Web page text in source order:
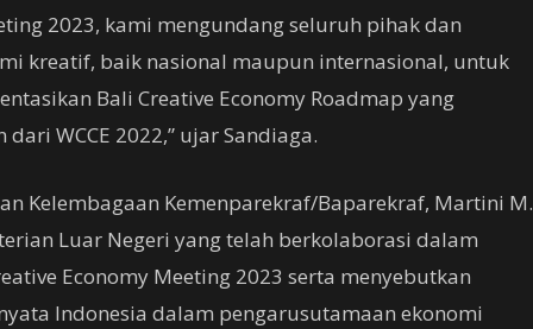
2023, kami mengundang seluruh pihak dan
kreatif, baik nasional maupun internasional, untuk
Bali Creative Economy Roadmap yang
WCCE 2022,” ujar Sandiaga.
Kelembagaan Kemenparekraf/Baparekraf, Martini M.
Luar Negeri yang telah berkolaborasi dalam
Economy Meeting 2023 serta menyebutkan
Indonesia dalam pengarusutamaan ekonomi